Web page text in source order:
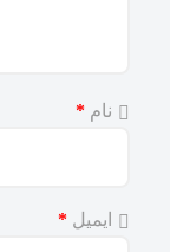
نام *
ایمیل *